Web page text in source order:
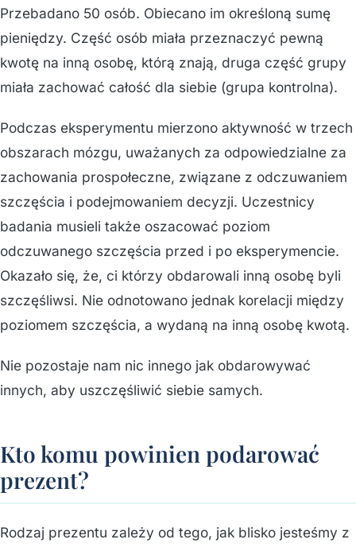
Przebadano 50 osób. Obiecano im określoną sumę
pieniędzy. Część osób miała przeznaczyć pewną
kwotę na inną osobę, którą znają, druga część grupy
miała zachować całość dla siebie (grupa kontrolna).
Podczas eksperymentu mierzono aktywność w trzech
obszarach mózgu, uważanych za odpowiedzialne za
zachowania prospołeczne, związane z odczuwaniem
szczęścia i podejmowaniem decyzji. Uczestnicy
badania musieli także oszacować poziom
odczuwanego szczęścia przed i po eksperymencie.
Okazało się, że, ci którzy obdarowali inną osobę byli
szczęśliwsi. Nie odnotowano jednak korelacji między
poziomem szczęścia, a wydaną na inną osobę kwotą.
Nie pozostaje nam nic innego jak obdarowywać
innych, aby uszczęśliwić siebie samych.
Kto komu powinien podarować
prezent?
Rodzaj prezentu zależy od tego, jak blisko jesteśmy z